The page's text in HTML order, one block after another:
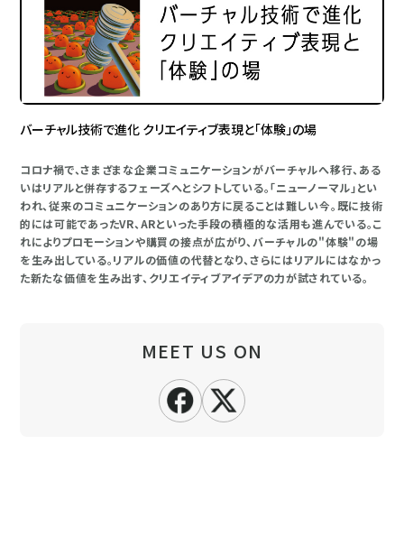
バーチャル技術で進化 クリエイティブ表現と「体験」の場
コロナ禍で、さまざまな企業コミュニケーションがバーチャルへ移行、ある
いはリアルと併存するフェーズへとシフトしている。「ニューノーマル」とい
われ、従来のコミュニケーションのあり方に戻ることは難しい今。既に技術
的には可能であったVR、ARといった手段の積極的な活用も進んでいる。こ
れによりプロモーションや購買の接点が広がり、バーチャルの"体験"の場
を生み出している。リアルの価値の代替となり、さらにはリアルにはなかっ
た新たな価値を生み出す、クリエイティブアイデアの力が試されている。
MEET US ON